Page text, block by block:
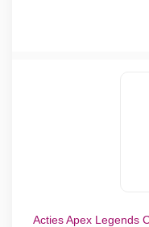
Acties Apex Legends